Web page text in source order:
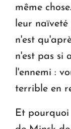
même
leur
n'est
n'est pas si
l'ennemi :
terrible en
Et